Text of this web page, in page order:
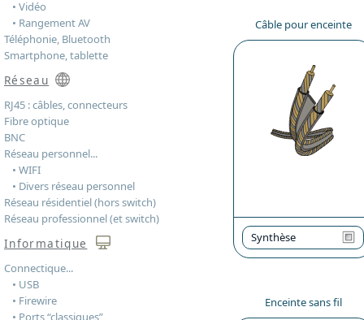
Câble pour enceinte
Synthèse
Enceinte sans fil
• Vidéo
• Rangement AV
Téléphonie, Bluetooth
Smartphone, tablette
Réseau
RJ45 : câbles, connecteurs
Fibre optique
BNC
Réseau personnel...
• WIFI
• Divers réseau personnel
Réseau résidentiel (hors switch)
Réseau professionnel (et switch)
Informatique
Connectique...
• USB
• Firewire
• Ports “classiques”